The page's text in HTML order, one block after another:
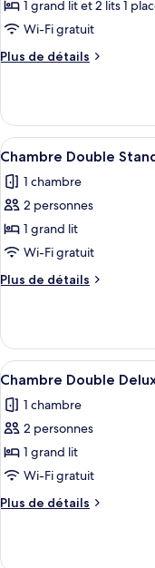
pour
ce
type
de
Chambre
Deluxe
1 grand lit et 2 lits 1
Wi-Fi gratuit
Plus de détails
Plus
le
type
de
Chambre
Deluxe
Afficher
toutes
les
photos
pour
ce
type
de
Chambre
Double
Standard
4
Chambre Double
1 chambre
2 personnes
1 grand lit
Wi-Fi gratuit
Plus de détails
Plus
le
type
de
Chambre
Double
Afficher
toutes
les
photos
pour
ce
type
de
Chambre
4
Chambre Double
1 chambre
2 personnes
1 grand lit
Wi-Fi gratuit
Plus de détails
Plus